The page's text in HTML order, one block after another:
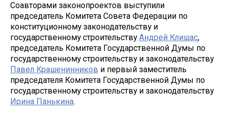
Соавторами законопроектов выступили
председатель Комитета Совета Федерации по
конституционному законодательству и
государственному строительствуАндрей Клишас,
председатель Комитета Государственной Думы по
государственному строительству и законодательству
Павел Крашенинников и первый заместитель
председателя Комитета Государственной Думы по
государственному строительству и законодательству
Ирина Панькина.